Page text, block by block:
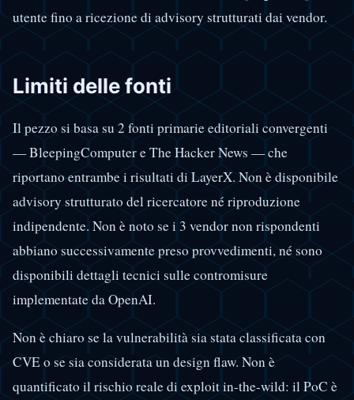
utente fino a ricezione di advisory strutturati dai vendor.
Limiti delle fonti
Il pezzo si basa su 2 fonti primarie editoriali convergenti
— BleepingComputer e The Hacker News — che
riportano entrambe i risultati di LayerX. Non è disponibile
advisory strutturato del ricercatore né riproduzione
indipendente. Non è noto se i 3 vendor non rispondenti
abbiano successivamente preso provvedimenti, né sono
disponibili dettagli tecnici sulle contromisure
implementate da OpenAI.
Non è chiaro se la vulnerabilità sia stata classificata con
CVE o se sia considerata un design flaw. Non è
quantificato il rischio reale di exploit in-the-wild: il PoC è